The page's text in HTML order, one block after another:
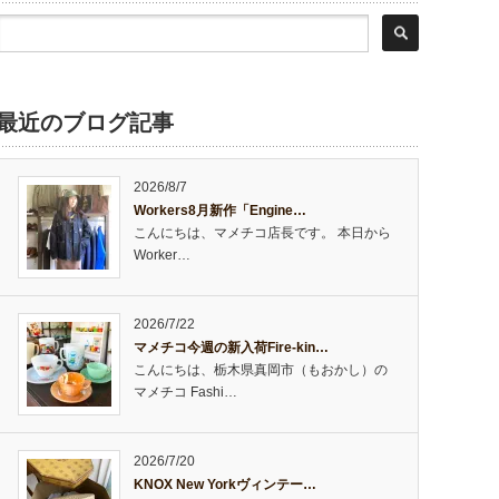
近のブログ記事
2026/8/7
Workers8月新作「Engine…
こんにちは、マメチコ店長です。 本日から
Worker…
2026/7/22
マメチコ今週の新入荷Fire-kin…
こんにちは、栃木県真岡市（もおかし）の
マメチコ Fashi…
2026/7/20
KNOX New Yorkヴィンテー…